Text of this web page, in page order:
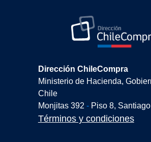
Dirección ChileCompra
Ministerio de Hacienda,
Chile
Monjitas 392 -Piso 8,
Términos y condiciones